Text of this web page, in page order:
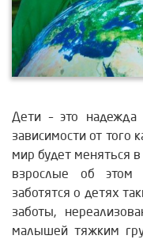
Дети – это
зависимости от того
мир будет меняться
взрослые об
заботятся о детях
заботы,
малышей тяжким